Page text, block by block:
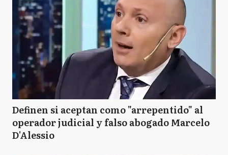
Definen si aceptan como "arrepentido" al
operador judicial y falso abogado Marcelo
D'Alessio